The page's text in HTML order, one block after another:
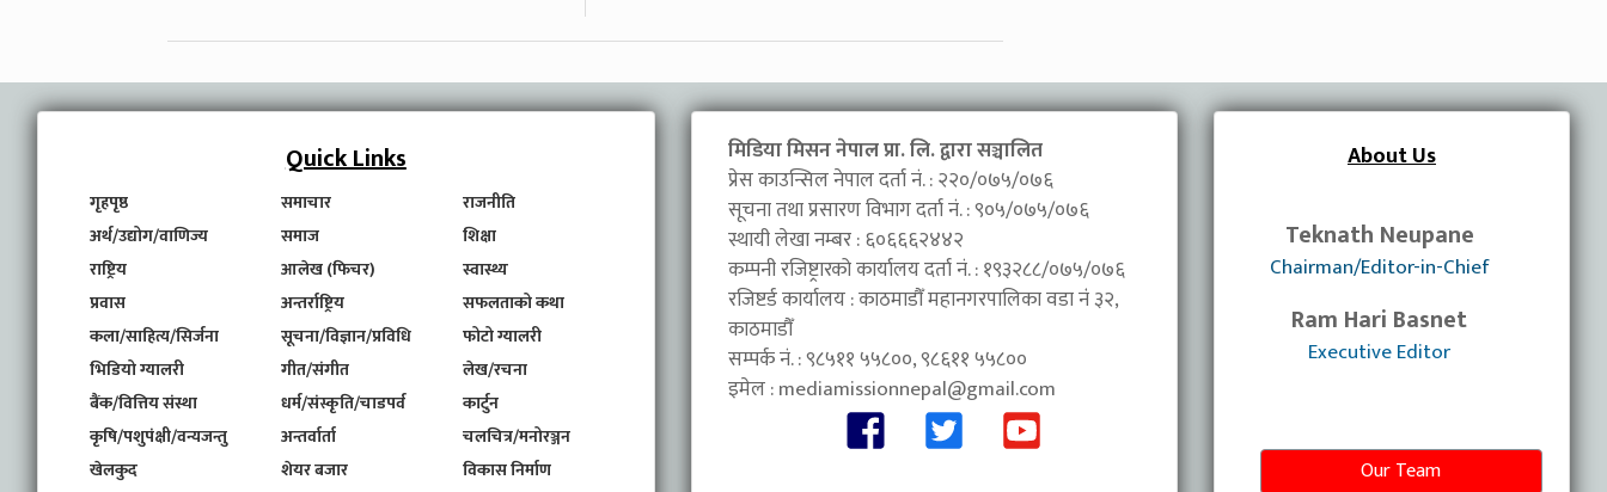
Quick Links
गृहपृष्ठ समाचार
राजनीति
अर्थ/उद्योग/वाणिज्य
समाज
शिक्षा
राष्ट्रिय
आलेख (फिचर)
स्वास्थ्य
प्रवास
अन्तर्राष्ट्रिय
सफलताको कथा
कला/साहित्य/सिर्जना
सूचना/विज्ञान/प्रविधि
फोटो ग्यालरी
भिडियो ग्यालरी
गीत/संगीत
लेख/रचना
बैंक/वित्तिय संस्था
धर्म/संस्कृति/चाडपर्व
कार्टुन
कृषि/पशुपंक्षी/वन्यजन्तु
अन्तर्वार्ता
चलचित्र/मनोरञ्जन
खेलकुद
शेयर बजार
विकास निर्माण
मिडिया मिसन नेपाल प्रा. लि. द्वारा सञ्चालित
प्रेस काउन्सिल नेपाल दर्ता नं. : २२०/०७५/०७६
सूचना तथा प्रसारण विभाग दर्ता नं. : ९०५/०७५/०७६
स्थायी लेखा नम्बर : ६०६६६२४४२
कम्पनी रजिष्ट्रारको कार्यालय दर्ता नं. : १९३२८८/०७५/०७६
रजिष्टर्ड कार्यालय : काठमाडौँ महानगरपालिका वडा नंं ३२,
काठमाडौँ
सम्पर्क नं. : ९८५११ ५५८००, ९८६११ ५५८००
इमेल :mediamissionnepal@gmail.com
About Us
Teknath Neupane
Chairman/Editor-in-Chief
Ram Hari Basnet
Executive Editor
Our Team